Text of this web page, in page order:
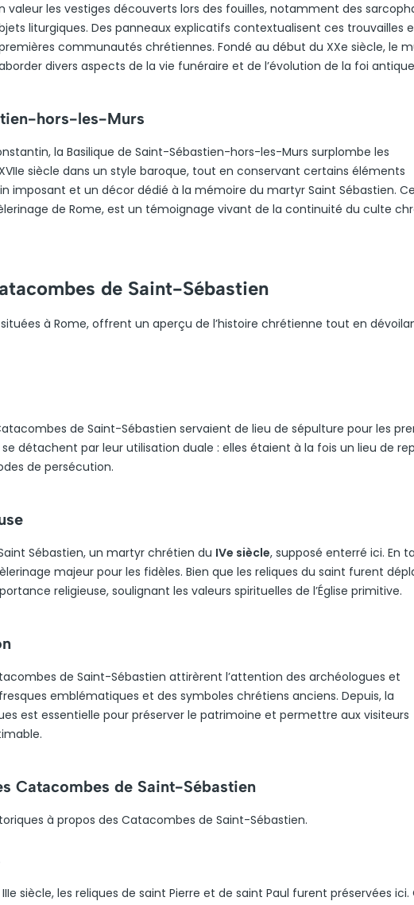
les vestiges découverts lors des fouilles, notamment des
liturgiques. Des panneaux explicatifs contextualisent ces trouvailles
communautés chrétiennes. Fondé au début du XXe siècle, le
divers aspects de la vie funéraire et de l’évolution de la foi
hors-les-Murs
la Basilique de Saint-Sébastien-hors-les-Murs surplombe les
siècle dans un style baroque, tout en conservant certains éléments
imposant et un décor dédié à la mémoire du martyr Saint Sébastien.
de Rome, est un témoignage vivant de la continuité du culte
de Saint-Sébastien
à Rome, offrent un aperçu de l’histoire chrétienne tout en
de Saint-Sébastien servaient de lieu de sépulture pour les
détachent par leur utilisation duale : elles étaient à la fois un lieu de
de persécution.
Sébastien, un martyr chrétien du IVe siècle, supposé enterré ici. En
majeur pour les fidèles. Bien que les reliques du saint furent
religieuse, soulignant les valeurs spirituelles de l’Église primitive.
de Saint-Sébastien attirèrent l’attention des archéologues et
emblématiques et des symboles chrétiens anciens. Depuis, la
est essentielle pour préserver le patrimoine et permettre aux visiteurs
Catacombes de Saint-Sébastien
à propos des Catacombes de Saint-Sébastien.
siècle, les reliques de saint Pierre et de saint Paul furent préservées